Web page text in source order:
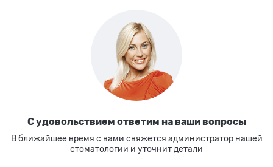
С удовольствием ответим на ваши вопросы
В ближайшее время с вами свяжется администратор нашей
стоматологии и уточнит детали